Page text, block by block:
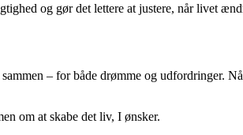
og gør det lettere at justere, når livet
– for både drømme og udfordringer.
om at skabe det liv, I ønsker.